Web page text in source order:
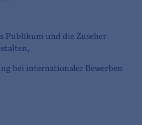
Publikum und die Zuseher
bei internationaler Bewerben